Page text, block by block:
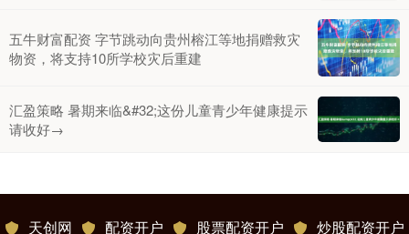
五牛财富配资 字节跳动向贵州榕江等地捐赠救灾
物资，将支持10所学校灾后重建
汇盈策略 暑期来临&#32;这份儿童青少年健康提示
请收好→
天创网 配资开户 股票配资开户 炒股配资开户